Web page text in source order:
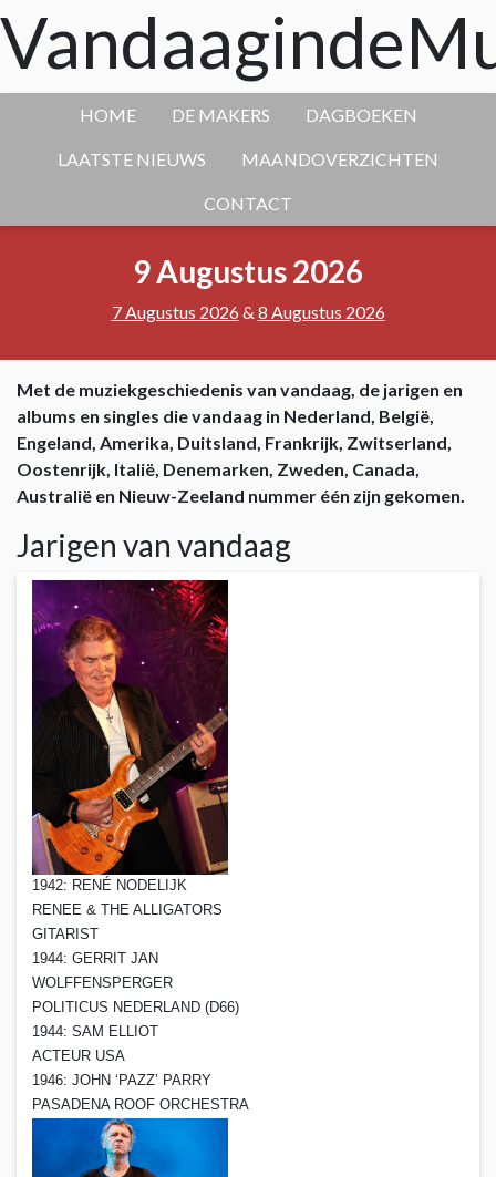
HOME DE MAKERS DAGBOEKEN
LAATSTE NIEUWS MAANDOVERZICHTEN
CONTACT
9 Augustus 2026
7 Augustus 2026 & 8 Augustus 2026
Met de muziekgeschiedenis van vandaag, de jarigen en
albums en singles die vandaag in Nederland, België,
Engeland, Amerika, Duitsland, Frankrijk, Zwitserland,
Oostenrijk, Italië, Denemarken, Zweden, Canada,
Australië en Nieuw-Zeeland nummer één zijn gekomen.
Jarigen van vandaag
1942: RENÉ NODELIJK
RENEE & THE ALLIGATORS
GITARIST
1944: GERRIT JAN
WOLFFENSPERGER
POLITICUS NEDERLAND (D66)
1944: SAM ELLIOT
ACTEUR USA
1946: JOHN ‘PAZZ’ PARRY
PASADENA ROOF ORCHESTRA